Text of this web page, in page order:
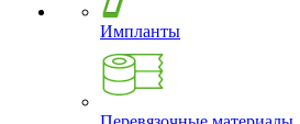
Импланты